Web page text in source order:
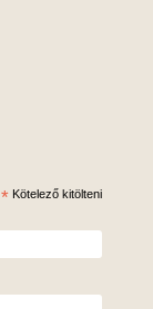
* Kötelező kitölteni